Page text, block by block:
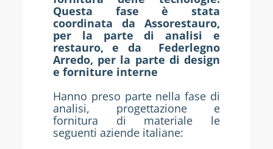
Questa fase è stata
coordinata da Assorestauro,
per la parte di analisi e
restauro, e da Federlegno
Arredo, per la parte di design
e forniture interne
Hanno preso parte nella fase di
analisi, progettazione e
fornitura di materiale le
seguenti aziende italiane: